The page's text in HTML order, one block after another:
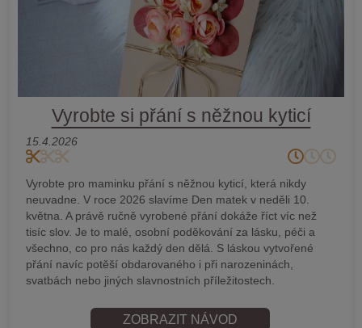
Vyrobte si přání s něžnou kyticí
15.4.2026
Vyrobte pro maminku přání s něžnou kyticí, která nikdy
neuvadne. V roce 2026 slavíme Den matek v neděli 10.
května. A právě ručně vyrobené přání dokáže říct víc než
tisíc slov. Je to malé, osobní poděkování za lásku, péči a
všechno, co pro nás každý den dělá. S láskou vytvořené
přání navíc potěší obdarovaného i při narozeninách,
svatbách nebo jiných slavnostních příležitostech.
ZOBRAZIT NÁVOD